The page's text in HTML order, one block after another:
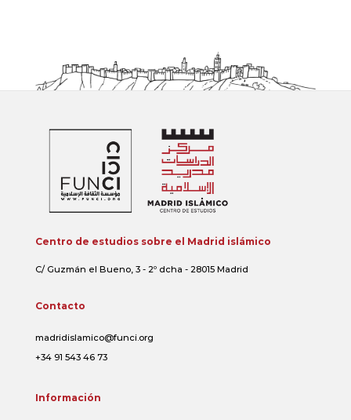
Centro de estudios sobre el Madrid islámico
C/ Guzmán el Bueno, 3 - 2º dcha - 28015 Madrid
Contacto
madridislamico@funci.org
+34 91 543 46 73
Información